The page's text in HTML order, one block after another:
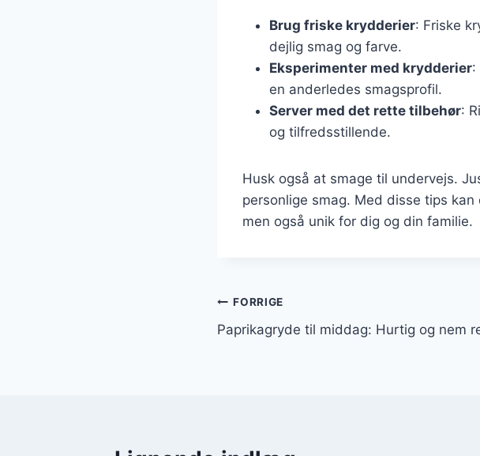
Brug friske krydderier: Friske
dejlig smag og farve.
Eksperimenter med krydderier:
en anderledes smagsprofil.
Server med det rette tilbehør:
og tilfredsstillende.
Husk også at smage til undervejs.
personlige smag. Med disse tips
men også unik for dig og din familie.
Indlægsnavigation
FORRIGE
Paprikagryde til middag: Hurtig og nem